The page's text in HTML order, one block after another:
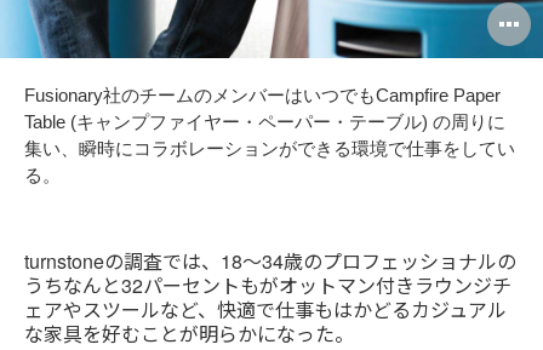
Fusionary社のチームのメンバーはいつでもCampfire Paper
Table (キャンプファイヤー・ペーパー・テーブル) の周りに
集い、瞬時にコラボレーションができる環境で仕事をしてい
る。
turnstoneの調査では、18～34歳のプロフェッショナルの
うちなんと32パーセントもがオットマン付きラウンジチ
ェアやスツールなど、快適で仕事もはかどるカジュアル
な家具を好むことが明らかになった。